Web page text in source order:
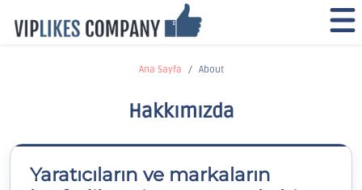
Ana Sayfa About
Hakkımızda
Yaratıcıların ve markaların